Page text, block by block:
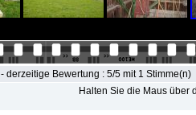
- derzeitige Bewertung : 5/5 mit 1 Stimme(n)
Halten Sie die Maus über